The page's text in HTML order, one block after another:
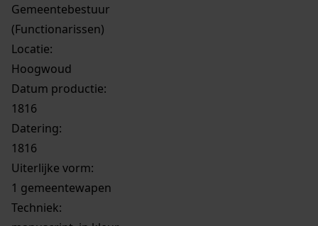
Gemeentebestuur
(Functionarissen)
Locatie:
Hoogwoud
Datum productie:
1816
Datering:
1816
Uiterlijke vorm:
1 gemeentewapen
Techniek: